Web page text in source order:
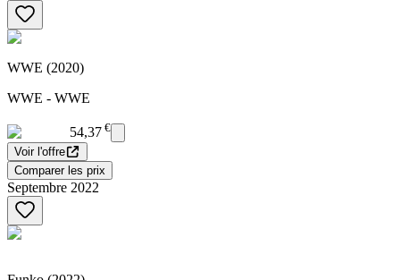
WWE (2020)
WWE - WWE
54,37 €
Voir l'offre
Comparer les prix
Septembre 2022